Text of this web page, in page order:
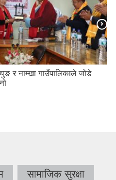
र नाम्खा गाउँपालिकाले जोडे
सामाजिक सुरक्षा